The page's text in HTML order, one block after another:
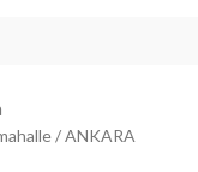
/ ANKARA